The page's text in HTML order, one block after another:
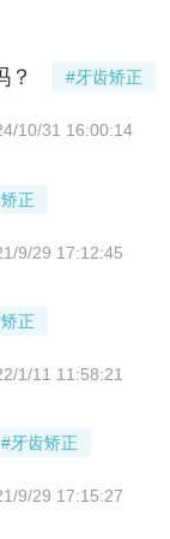
？ #牙齿矫正
10/31 16:00:14
正
9/29 17:12:45
正
1/11 11:58:21
#牙齿矫正
9/29 17:15:27